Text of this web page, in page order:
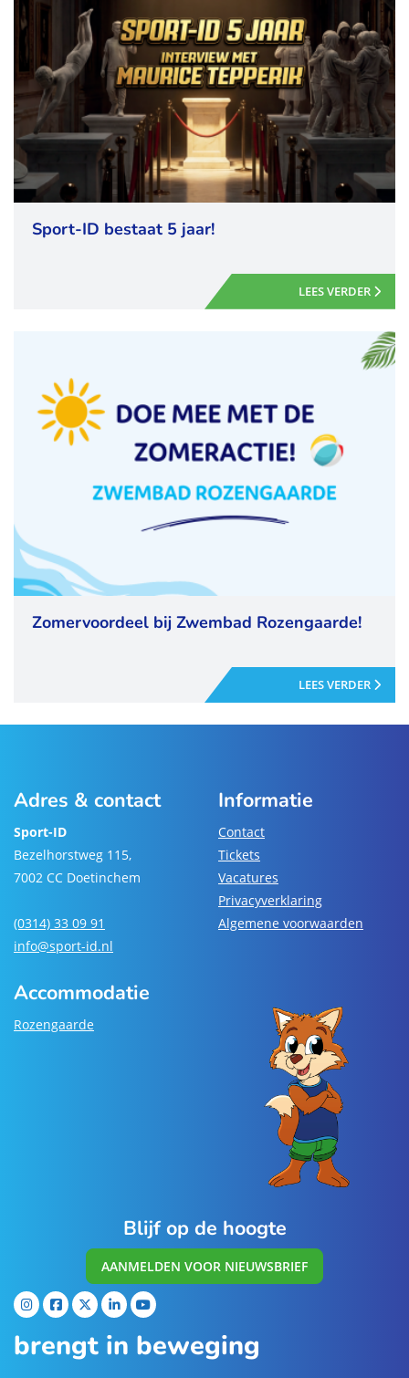
Sport-ID bestaat 5 jaar!
LEES VERDER
Zomervoordeel bij Zwembad Rozengaarde!
LEES VERDER
Adres & contact
Sport-ID
Bezelhorstweg 115,
7002 CC Doetinchem
(0314) 33 09 91
info@sport-id.nl
Informatie
Contact
Tickets
Vacatures
Privacyverklaring
Algemene voorwaarden
Accommodatie
Rozengaarde
Blijf op de hoogte
AANMELDEN VOOR NIEUWSBRIEF
brengt in beweging